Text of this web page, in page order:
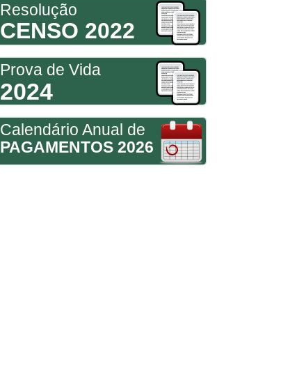
Resolução
CENSO 2022
Prova de Vida
2024
Calendário Anual de
PAGAMENTOS 2026